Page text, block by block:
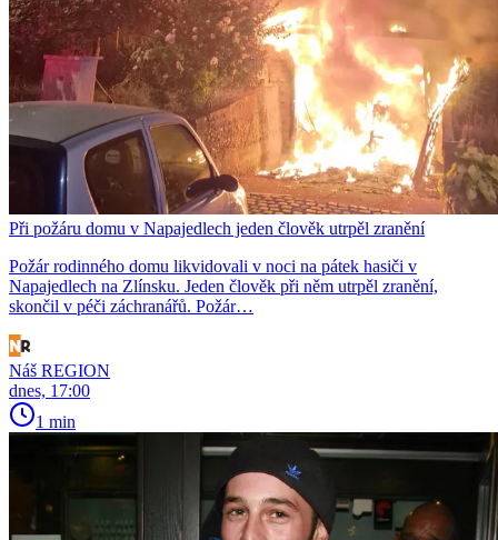
Při požáru domu v Napajedlech jeden člověk utrpěl zranění
Požár rodinného domu likvidovali v noci na pátek hasiči v
Napajedlech na Zlínsku. Jeden člověk při něm utrpěl zranění,
skončil v péči záchranářů. Požár…
Náš REGION
dnes, 17:00
1 min